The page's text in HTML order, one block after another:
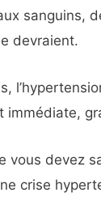
sanguins,
devraient.
immédiate,
vous devez
crise